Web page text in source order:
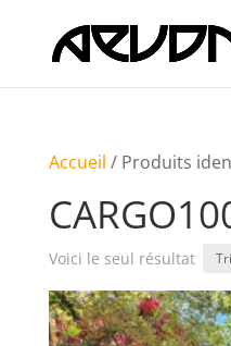
Accueil / Produits
Voici le seul résultat